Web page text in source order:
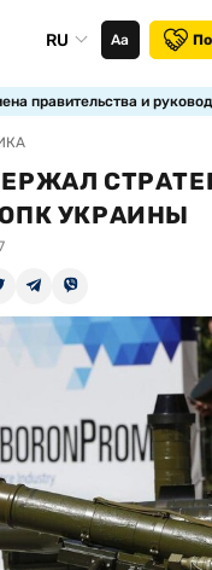
RU Аа
правительства и
УКРАИНЫ